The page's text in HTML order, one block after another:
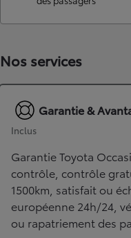
Nos services
Garantie &
Inclus
Garantie Toyota
contrôle, contrôle
1500km, satisfait ou
européenne 24h/24,
ou rapatriement des